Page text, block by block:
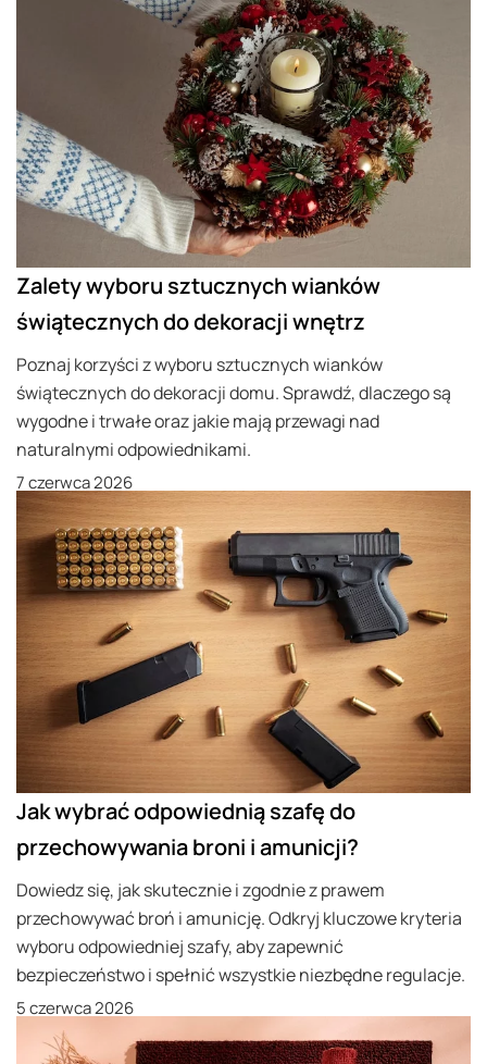
Zalety wyboru sztucznych wianków
świątecznych do dekoracji wnętrz
Poznaj korzyści z wyboru sztucznych wianków
świątecznych do dekoracji domu. Sprawdź, dlaczego są
wygodne i trwałe oraz jakie mają przewagi nad
naturalnymi odpowiednikami.
7 czerwca 2026
Jak wybrać odpowiednią szafę do
przechowywania broni i amunicji?
Dowiedz się, jak skutecznie i zgodnie z prawem
przechowywać broń i amunicję. Odkryj kluczowe kryteria
wyboru odpowiedniej szafy, aby zapewnić
bezpieczeństwo i spełnić wszystkie niezbędne regulacje.
5 czerwca 2026